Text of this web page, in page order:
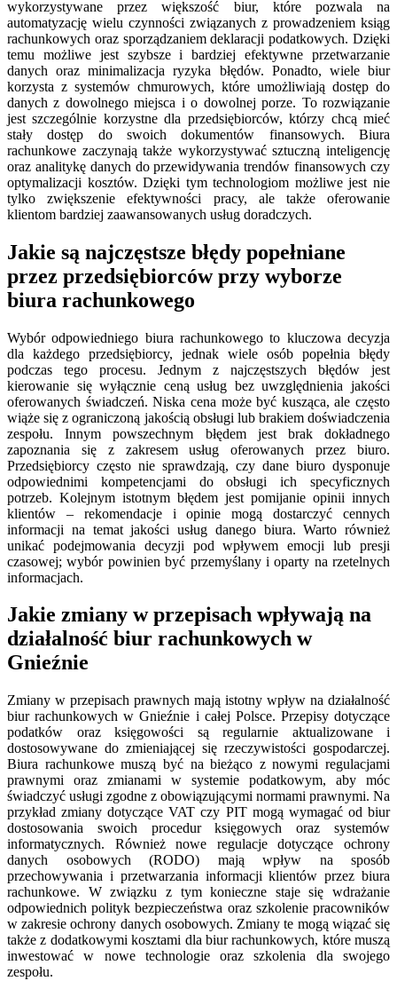
wykorzystywane przez większość biur, które pozwala na
automatyzację wielu czynności związanych z prowadzeniem ksiąg
rachunkowych oraz sporządzaniem deklaracji podatkowych. Dzięki
temu możliwe jest szybsze i bardziej efektywne przetwarzanie
danych oraz minimalizacja ryzyka błędów. Ponadto, wiele biur
korzysta z systemów chmurowych, które umożliwiają dostęp do
danych z dowolnego miejsca i o dowolnej porze. To rozwiązanie
jest szczególnie korzystne dla przedsiębiorców, którzy chcą mieć
stały dostęp do swoich dokumentów finansowych. Biura
rachunkowe zaczynają także wykorzystywać sztuczną inteligencję
oraz analitykę danych do przewidywania trendów finansowych czy
optymalizacji kosztów. Dzięki tym technologiom możliwe jest nie
tylko zwiększenie efektywności pracy, ale także oferowanie
klientom bardziej zaawansowanych usług doradczych.
Jakie są najczęstsze błędy popełniane
przez przedsiębiorców przy wyborze
biura rachunkowego
Wybór odpowiedniego biura rachunkowego to kluczowa decyzja
dla każdego przedsiębiorcy, jednak wiele osób popełnia błędy
podczas tego procesu. Jednym z najczęstszych błędów jest
kierowanie się wyłącznie ceną usług bez uwzględnienia jakości
oferowanych świadczeń. Niska cena może być kusząca, ale często
wiąże się z ograniczoną jakością obsługi lub brakiem doświadczenia
zespołu. Innym powszechnym błędem jest brak dokładnego
zapoznania się z zakresem usług oferowanych przez biuro.
Przedsiębiorcy często nie sprawdzają, czy dane biuro dysponuje
odpowiednimi kompetencjami do obsługi ich specyficznych
potrzeb. Kolejnym istotnym błędem jest pomijanie opinii innych
klientów – rekomendacje i opinie mogą dostarczyć cennych
informacji na temat jakości usług danego biura. Warto również
unikać podejmowania decyzji pod wpływem emocji lub presji
czasowej; wybór powinien być przemyślany i oparty na rzetelnych
informacjach.
Jakie zmiany w przepisach wpływają na
działalność biur rachunkowych w
Gnieźnie
Zmiany w przepisach prawnych mają istotny wpływ na działalność
biur rachunkowych w Gnieźnie i całej Polsce. Przepisy dotyczące
podatków oraz księgowości są regularnie aktualizowane i
dostosowywane do zmieniającej się rzeczywistości gospodarczej.
Biura rachunkowe muszą być na bieżąco z nowymi regulacjami
prawnymi oraz zmianami w systemie podatkowym, aby móc
świadczyć usługi zgodne z obowiązującymi normami prawnymi. Na
przykład zmiany dotyczące VAT czy PIT mogą wymagać od biur
dostosowania swoich procedur księgowych oraz systemów
informatycznych. Również nowe regulacje dotyczące ochrony
danych osobowych (RODO) mają wpływ na sposób
przechowywania i przetwarzania informacji klientów przez biura
rachunkowe. W związku z tym konieczne staje się wdrażanie
odpowiednich polityk bezpieczeństwa oraz szkolenie pracowników
w zakresie ochrony danych osobowych. Zmiany te mogą wiązać się
także z dodatkowymi kosztami dla biur rachunkowych, które muszą
inwestować w nowe technologie oraz szkolenia dla swojego
zespołu.